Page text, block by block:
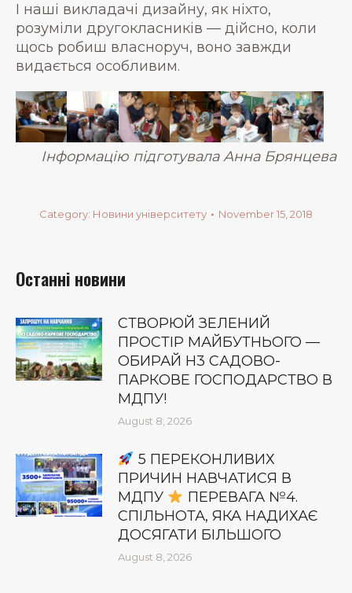
І наші викладачі дизайну, як ніхто,
розуміли другокласників — дійсно, коли
щось робиш власноруч, воно завжди
видається особливим.
Інформацію підготувала Анна Брянцева
Category: Новини університету November 15, 2018
Останні новини
СТВОРЮЙ ЗЕЛЕНИЙ
ПРОСТІР МАЙБУТНЬОГО —
ОБИРАЙ Н3 САДОВО-
ПАРКОВЕ ГОСПОДАРСТВО В
МДПУ!
August 8, 2026
5 ПЕРЕКОНЛИВИХ
ПРИЧИН НАВЧАТИСЯ В
МДПУ
ПЕРЕВАГА №4.
СПІЛЬНОТА, ЯКА НАДИХАЄ
ДОСЯГАТИ БІЛЬШОГО
August 8, 2026